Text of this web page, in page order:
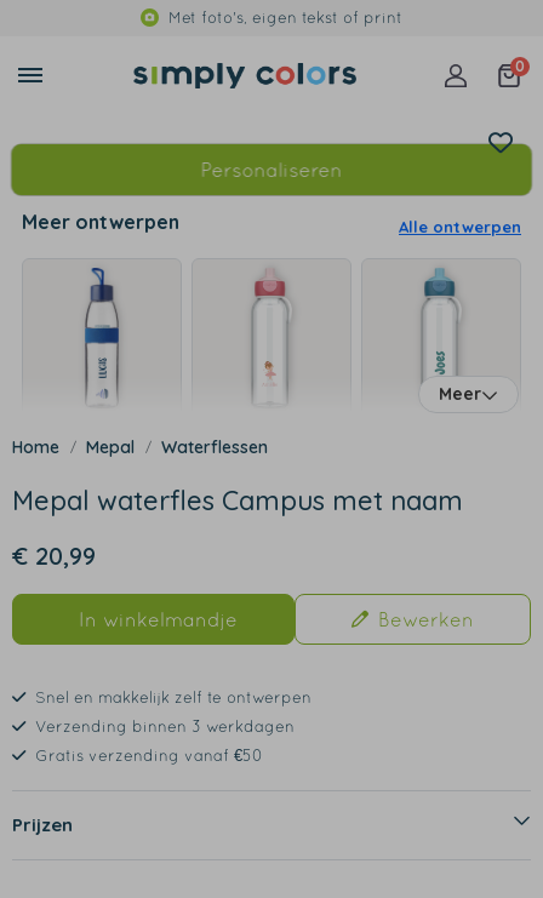
Met foto's, eigen tekst of print
0
Personaliseren
Meer ontwerpen Alle ontwerpen
Meer
Mepal Waterflessen
Mepal waterfles Campus met naam
€ 20,99
In winkelmandje Bewerken
Snel en makkelijk zelf te ontwerpen
Verzending binnen 3 werkdagen
Gratis verzending vanaf €50
Prijzen